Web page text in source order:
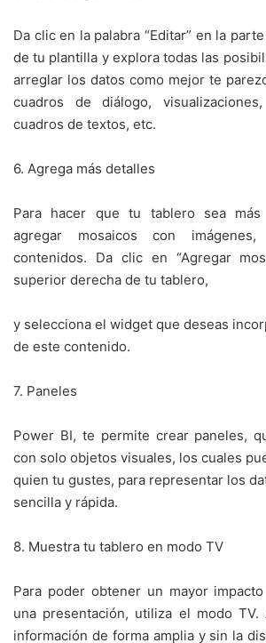
Da clic en la palabra “Editar” en la
de tu plantilla y explora todas las
arreglar los datos como mejor te
cuadros de diálogo,
cuadros de textos, etc.
6. Agrega más detalles
Para hacer que tu tablero sea más
agregar mosaicos con
contenidos. Da clic en “Agregar
superior derecha de tu tablero,
y selecciona el widget que deseas
de este contenido.
7. Paneles
Power BI, te permite crear paneles,
con solo objetos visuales, los cuales
quien tu gustes, para representar los
sencilla y rápida.
8. Muestra tu tablero en modo TV
Para poder obtener un mayor
una presentación, utiliza el modo
información de forma amplia y sin la